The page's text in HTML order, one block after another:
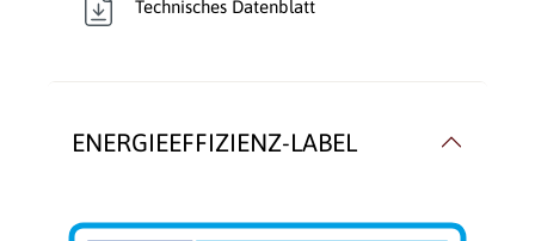
Technisches Datenblatt
ENERGIEEFFIZIENZ-LABEL